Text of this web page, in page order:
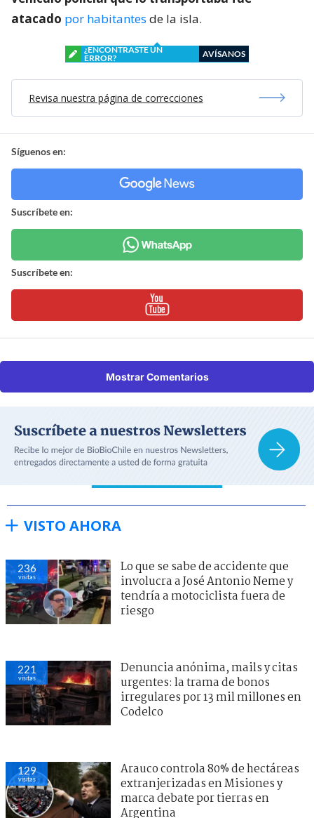
atacado por habitantes de la isla.
¿ENCONTRASTE UN
ERROR?
AVÍSANOS
Revisa nuestra página de correcciones
Síguenos en:
Suscríbete en:
Suscríbete en:
Mostrar Comentarios
VISTO AHORA
236
visitas
Lo que se sabe de accidente que
involucra a José Antonio Neme y
tendría a motociclista fuera de
riesgo
221
visitas
Denuncia anónima, mails y citas
urgentes: la trama de bonos
irregulares por 13 mil millones en
Codelco
129
visitas
Arauco controla 80% de hectáreas
extranjerizadas en Misiones y
marca debate por tierras en
Argentina